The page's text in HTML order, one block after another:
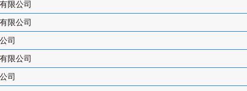
限公司
限公司
司
限公司
司